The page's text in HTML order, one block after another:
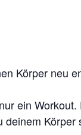
Körper neu
ein
deinem